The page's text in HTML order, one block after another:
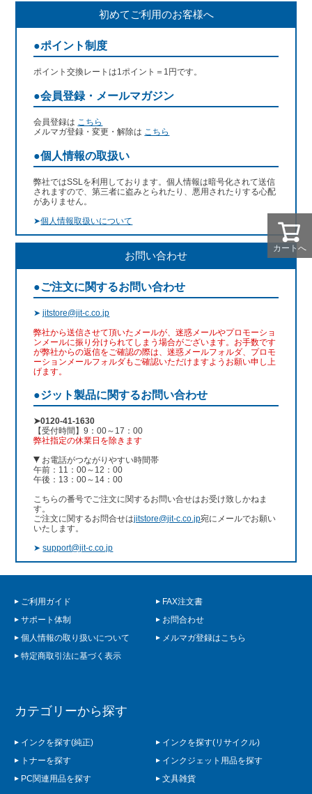
カートへ
初めてご利用のお客様へ
●ポイント制度
ポイント交換レートは1ポイント＝1円です。
●会員登録・メールマガジン
会員登録は こちら
メルマガ登録・変更・解除は こちら
●個人情報の取扱い
弊社ではSSLを利用しております。個人情報は暗号化されて送信
されますので、第三者に盗みとられたり、悪用されたりする心配
がありません。
➤個人情報取扱いについて
お問い合わせ
●ご注文に関するお問い合わせ
➤jitstore@jit-c.co.jp
弊社から送信させて頂いたメールが、迷惑メールやプロモーショ
ンメールに振り分けられてしまう場合がございます。お手数です
が弊社からの返信をご確認の際は、迷惑メールフォルダ、プロモ
ーションメールフォルダもご確認いただけますようお願い申し上
げます。
●ジット製品に関するお問い合わせ
➤0120-41-1630
【受付時間】9：00～17：00
弊社指定の休業日を除きます
お電話がつながりやすい時間帯
午前：11：00～12：00
午後：13：00～14：00
こちらの番号でご注文に関するお問い合せはお受け致しかねま
す。
ご注文に関するお問合せはjitstore@jit-c.co.jp宛にメールでお願い
いたします。
➤support@jit-c.co.jp
ご利用ガイド
FAX注文書
サポート体制
お問合わせ
個人情報の取り扱いについて
メルマガ登録はこちら
特定商取引法に基づく表示
カテゴリーから探す
インクを探す(純正)
インクを探す(リサイクル)
トナーを探す
インクジェット用品を探す
PC関連用品を探す
文具雑貨